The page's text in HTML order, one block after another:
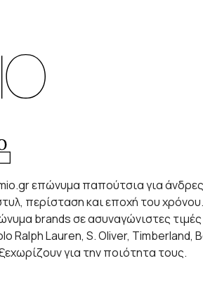
επώνυμα παπούτσια για άνδρες
περίσταση και εποχή του χρόνου.
brands σε ασυναγώνιστες
Ralph Lauren, S. Oliver, Timberland,
για την ποιότητα τους.